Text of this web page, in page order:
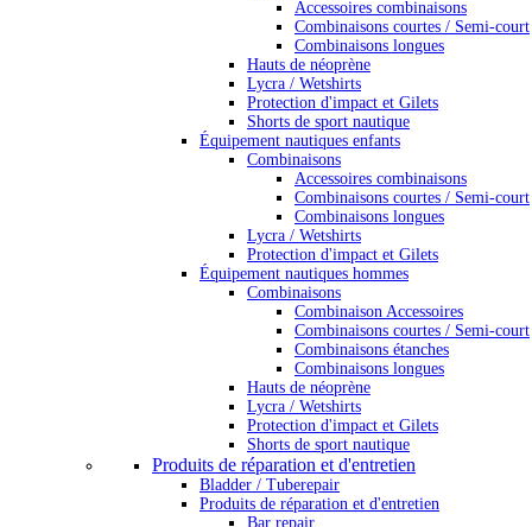
Accessoires combinaisons
Combinaisons courtes / Semi-court
Combinaisons longues
Hauts de néoprène
Lycra / Wetshirts
Protection d'impact et Gilets
Shorts de sport nautique
Équipement nautiques enfants
Combinaisons
Accessoires combinaisons
Combinaisons courtes / Semi-court
Combinaisons longues
Lycra / Wetshirts
Protection d'impact et Gilets
Équipement nautiques hommes
Combinaisons
Combinaison Accessoires
Combinaisons courtes / Semi-court
Combinaisons étanches
Combinaisons longues
Hauts de néoprène
Lycra / Wetshirts
Protection d'impact et Gilets
Shorts de sport nautique
Produits de réparation et d'entretien
Bladder / Tuberepair
Produits de réparation et d'entretien
Bar repair